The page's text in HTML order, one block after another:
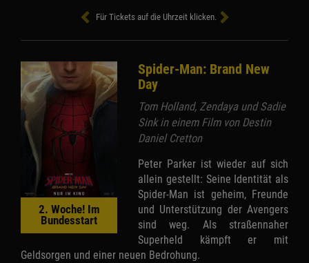
Für Tickets auf die Uhrzeit klicken.
2. Woche! Im
Bundesstart
Spider-Man: Brand New
Day
Tom Holland, Zendaya und Sadie
Sink in einem Film von Destin
Daniel Cretton
Peter Parker ist wieder auf sich
allein gestellt: Seine Identität als
Spider-Man ist geheim, Freunde
und Unterstützung der Avengers
sind weg. Als straßennaher
Superheld kämpft er mit
Geldsorgen und einer neuen Bedrohung.